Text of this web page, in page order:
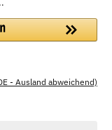
- Ausland abweichend)